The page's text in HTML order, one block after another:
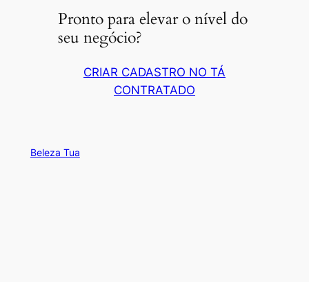
Pronto para elevar o nível do
seu negócio?
CRIAR CADASTRO NO TÁ
CONTRATADO
Beleza Tua